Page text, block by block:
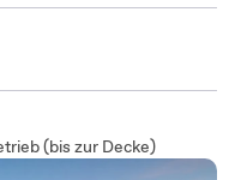
(bis zur Decke)